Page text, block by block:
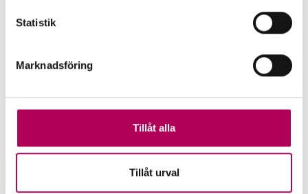
Statistik
Marknadsföring
Tillåt alla
Tillåt urval
För företag med en årsomsättning över 5
miljarder kronor finns särskilda kundteam